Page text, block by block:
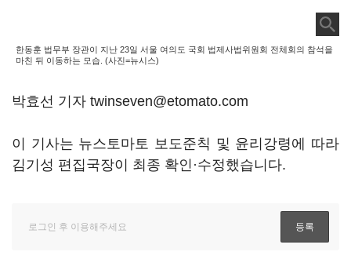
한동훈 법무부 장관이 지난 23일 서울 여의도 국회 법제사법위원회 전체회의 참석을
마친 뒤 이동하는 모습. (사진=뉴시스)
박효선 기자 twinseven@etomato.com
이 기사는 뉴스토마토 보도준칙 및 윤리강령에 따라
김기성 편집국장이 최종 확인·수정했습니다.